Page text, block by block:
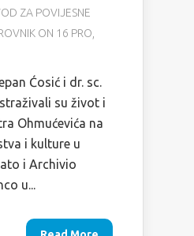
ZA POVIJESNE
ON 16 PRO,
Ćosić i dr. sc.
su život i
Ohmućevića na
i kulture u
i Archivio
u...